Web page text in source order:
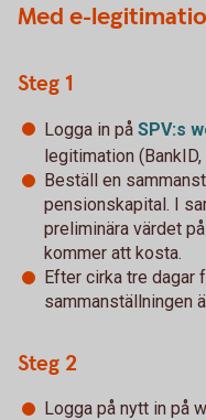
Med e-
Steg 1
Logga in på SPV:s
legitimation
Beställ en
pensionskapital. I
preliminära värdet
kommer att kosta.
Efter cirka tre dagar
sammanställningen
Steg 2
Logga på nytt in på